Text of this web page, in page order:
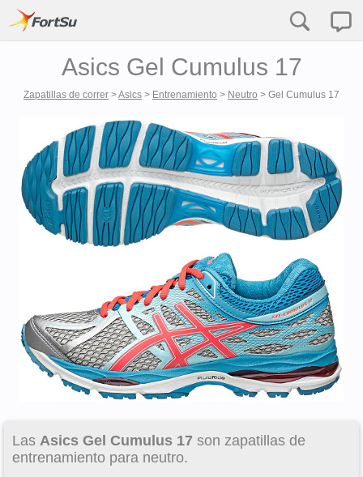
Asics Gel Cumulus 17
Zapatillas de correr >Asics > Entrenamiento > Neutro > Gel Cumulus 17
Las Asics Gel Cumulus 17 son zapatillas de
entrenamiento para neutro.